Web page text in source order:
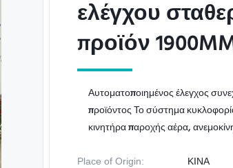
ελέγχου
προϊόν
ελέγχου
προϊόν
Αυτοματοποιημένος έλεγχος
προϊόντος Το σύστημα
κινητήρα παροχής αέρα,
Place of Origin: ΚΙΝΑ